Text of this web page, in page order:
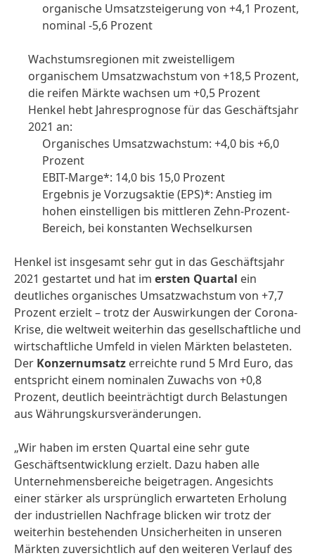
organische Umsatzsteigerung von +4,1 Prozent,
nominal -5,6 Prozent
Wachstumsregionen mit zweistelligem
organischem Umsatzwachstum von +18,5 Prozent,
die reifen Märkte wachsen um +0,5 Prozent
Henkel hebt Jahresprognose für das Geschäftsjahr
2021 an:
Organisches Umsatzwachstum: +4,0 bis +6,0
Prozent
EBIT-Marge*: 14,0 bis 15,0 Prozent
Ergebnis je Vorzugsaktie(EPS)*: Anstieg im
hohen einstelligen bis mittleren Zehn-Prozent-
Bereich, bei konstanten Wechselkursen
Henkel ist insgesamt sehr gut in das Geschäftsjahr
2021 gestartet und hat im ersten Quartal ein
deutliches organisches Umsatzwachstum von +7,7
Prozent erzielt – trotz der Auswirkungen der Corona-
Krise, die weltweit weiterhin das gesellschaftliche und
wirtschaftliche Umfeld in vielen Märkten belasteten.
Der Konzernumsatz erreichte rund 5 Mrd Euro, das
entspricht einem nominalen Zuwachs von +0,8
Prozent, deutlich beeinträchtigt durch Belastungen
aus Währungskursveränderungen.
„Wir haben im ersten Quartal eine sehr gute
Geschäftsentwicklung erzielt. Dazu haben alle
Unternehmensbereiche beigetragen. Angesichts
einer stärker als ursprünglich erwarteten Erholung
der industriellen Nachfrage blicken wir trotz der
weiterhin bestehenden Unsicherheiten in unseren
Märkten zuversichtlich auf den weiteren Verlauf des